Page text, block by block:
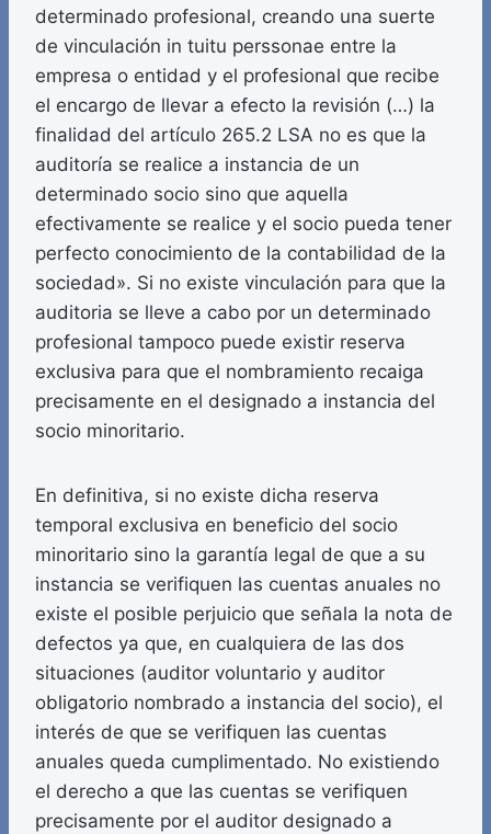
determinado profesional, creando una suerte
de vinculación in tuitu perssonae entre la
empresa o entidad y el profesional que recibe
el encargo de llevar a efecto la revisión (…) la
finalidad del artículo 265.2 LSA no es que la
auditoría se realice a instancia de un
determinado socio sino que aquella
efectivamente se realice y el socio pueda tener
perfecto conocimiento de la contabilidad de la
sociedad». Si no existe vinculación para que la
auditoria se lleve a cabo por un determinado
profesional tampoco puede existir reserva
exclusiva para que el nombramiento recaiga
precisamente en el designado a instancia del
socio minoritario.
En definitiva, si no existe dicha reserva
temporal exclusiva en beneficio del socio
minoritario sino la garantía legal de que a su
instancia se verifiquen las cuentas anuales no
existe el posible perjuicio que señala la nota de
defectos ya que, en cualquiera de las dos
situaciones (auditor voluntario y auditor
obligatorio nombrado a instancia del socio), el
interés de que se verifiquen las cuentas
anuales queda cumplimentado. No existiendo
el derecho a que las cuentas se verifiquen
precisamente por el auditor designado a